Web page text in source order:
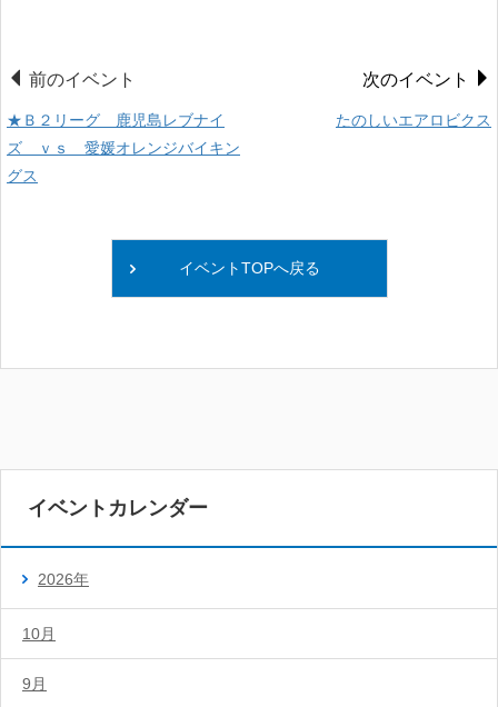
前のイベント
★Ｂ２リーグ 鹿児島レブナイ
ズ ｖｓ 愛媛オレンジバイキン
グス
次のイベント
たのしいエアロビクス
イベントTOPへ戻る
イベントカレンダー
2026年
10月
9月